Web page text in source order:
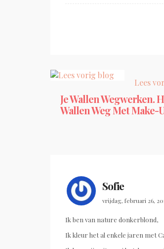
Lees
Je Wallen Wegwerken.
Wallen Weg Met Make-
Sofie
vrijdag, februari 26,
Ik ben van nature donkerblond,
Ik kleur het al enkele jaren met